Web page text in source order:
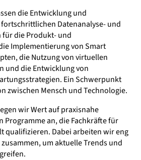
die Entwicklung und
Datenanalyse- und
die Produkt- und
Implementierung von Smart
die Nutzung von virtuellen
und die Entwicklung von
Ein Schwerpunkt
zwischen Mensch und Technologie.
wir Wert auf praxisnahe
Programme an, die Fachkräfte für
qualifizieren. Dabei arbeiten wir eng
um aktuelle Trends und